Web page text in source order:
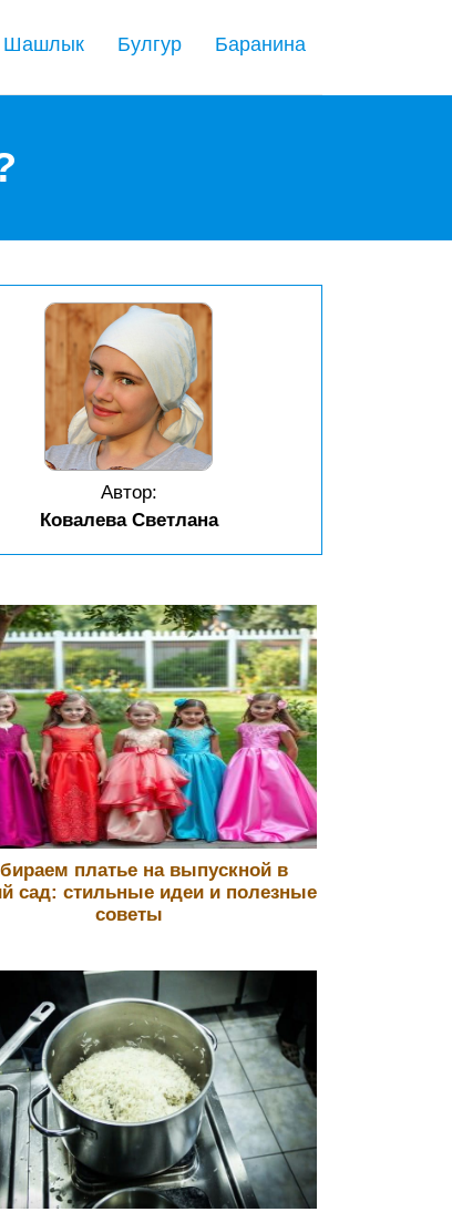
Баранина
Булгур
Шашлык
Автор:
Ковалева Светлана
платье на выпускной в
сад: стильные идеи и полезные
советы